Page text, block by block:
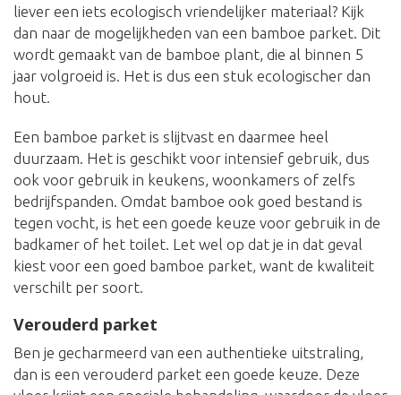
liever een iets ecologisch vriendelijker materiaal? Kijk
dan naar de mogelijkheden van een bamboe parket. Dit
wordt gemaakt van de bamboe plant, die al binnen 5
jaar volgroeid is. Het is dus een stuk ecologischer dan
hout.
Een bamboe parket is slijtvast en daarmee heel
duurzaam. Het is geschikt voor intensief gebruik, dus
ook voor gebruik in keukens, woonkamers of zelfs
bedrijfspanden. Omdat bamboe ook goed bestand is
tegen vocht, is het een goede keuze voor gebruik in de
badkamer of het toilet. Let wel op dat je in dat geval
kiest voor een goed bamboe parket, want de kwaliteit
verschilt per soort.
Verouderd parket
Ben je gecharmeerd van een authentieke uitstraling,
dan is een verouderd parket een goede keuze. Deze